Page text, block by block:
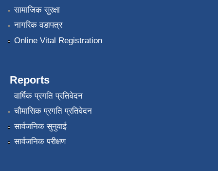
सामाजिक सुरक्षा
नागरिक वडापत्र
Online Vital Registration
Reports
वार्षिक प्रगति प्रतिवेदन
चौमासिक प्रगति प्रतिवेदन
सार्वजनिक सुनुवाई
सार्वजनिक परीक्षण